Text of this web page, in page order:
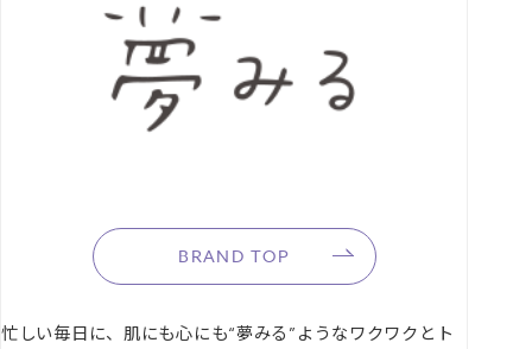
汚れを酵素*8で浮かせ、オイル*7で溶かし、クレイ*6でかきとるトリ
プルアプローチで、毛穴に入ったメイクや汚れ、古い角質までしっか
りと落とします。
“ダブルオイル処方”
方”を採用。オイルが毛穴の奥までアプローチし、気になる古い角質や
毛穴汚れ、角栓まですっきりと落とします。
固形のバームに肌が触れると、とろけてなめらかなテクスチャーに変
BRAND TOP
忙しい毎日に、肌にも心にも“夢みる”ようなワクワクとト